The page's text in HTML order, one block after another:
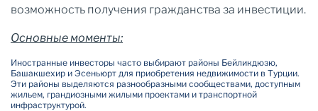
возможность получения гражданства за инвестиции.
Основные моменты:
Иностранные инвесторы часто выбирают районы Бейликдюзю,
Башакшехир и Эсеньюрт для приобретения недвижимости в Турции.
Эти районы выделяются разнообразными сообществами, доступным
жильем, грандиозными жилыми проектами и транспортной
инфраструктурой.